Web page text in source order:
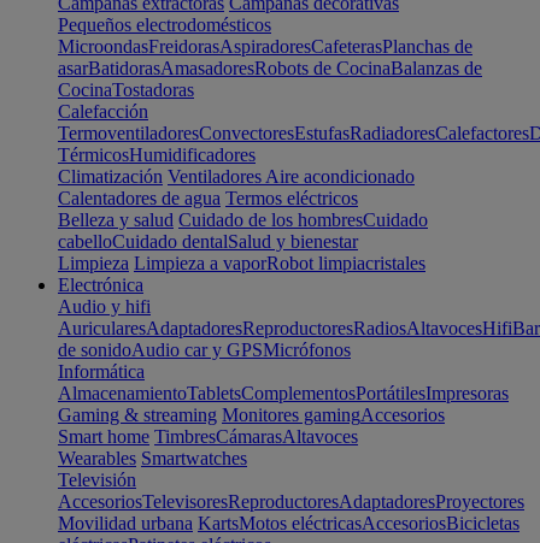
Pequeños electrodomésticos
MicroondasFreidorasAspiradoresCafeterasPlanchas de
asarBatidorasAmasadoresRobots de CocinaBalanzas de
CocinaTostadoras
Calefacción
TermoventiladoresConvectoresEstufasRadiadoresCalefactores
TérmicosHumidificadores
Climatización Ventiladores Aire acondicionado
Calentadores de agua Termos eléctricos
Belleza y salud Cuidado de los hombresCuidado
cabelloCuidado dentalSalud y bienestar
Limpieza Limpieza a vaporRobot limpiacristales
Electrónica
Audio y hifi
AuricularesAdaptadoresReproductoresRadiosAltavocesHifi
de sonidoAudio car y GPSMicrófonos
Informática
AlmacenamientoTabletsComplementosPortátilesImpresoras
Gaming & streaming Monitores gamingAccesorios
Smart home TimbresCámarasAltavoces
Wearables Smartwatches
Televisión
AccesoriosTelevisoresReproductoresAdaptadoresProyectores
Movilidad urbana KartsMotos eléctricasAccesoriosBicicletas